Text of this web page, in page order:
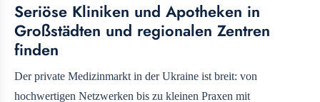
Seriöse Kliniken und Apotheken in
Großstädten und regionalen Zentren
finden
Der private Medizinmarkt in der Ukraine ist breit: von
hochwertigen Netzwerken bis zu kleinen Praxen mit